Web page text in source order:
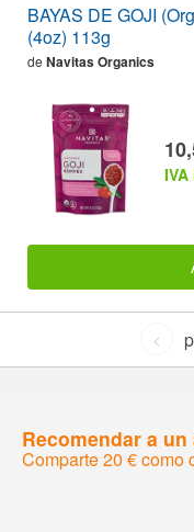
BAYAS DE GOJI
(4oz) 113g
de Navitas Organics
<
Recomendar a un
Comparte 20 € como